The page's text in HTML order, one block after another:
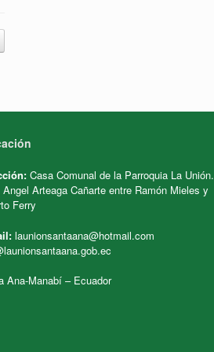
Casa Comunal de la Parroquia La Unión.
Angel Arteaga Cañarte entre Ramón Mieles y
Ferry
launionsantaana@hotmail.com
Ana-Manabí – Ecuador